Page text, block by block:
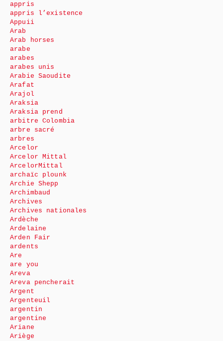
appris
appris l’existence
Appuii
Arab
Arab horses
arabe
arabes
arabes unis
Arabie Saoudite
Arafat
Arajol
Araksia
Araksia prend
arbitre Colombia
arbre sacré
arbres
Arcelor
Arcelor Mittal
ArcelorMittal
archaïc plounk
Archie Shepp
Archimbaud
Archives
Archives nationales
Ardèche
Ardelaine
Arden Fair
ardents
Are
are you
Areva
Areva pencherait
Argent
Argenteuil
argentin
argentine
Ariane
Ariège